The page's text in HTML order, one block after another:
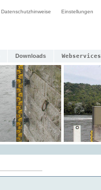
Datenschutzhinweise Einstellungen
Downloads Webservices